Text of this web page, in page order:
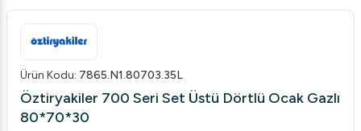
Ürün Kodu: 7865.N1.80703.35L
Öztiryakiler 700 Seri Set Üstü Dörtlü Ocak Gazlı
80*70*30